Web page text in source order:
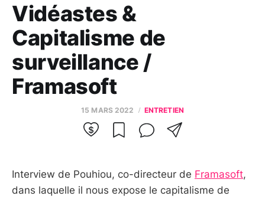
Vidéastes &
Capitalisme de
surveillance /
Framasoft
15 MARS 2022 ENTRETIEN
Interview de Pouhiou, co-directeur de Framasoft,
dans laquelle il nous expose le capitalisme de